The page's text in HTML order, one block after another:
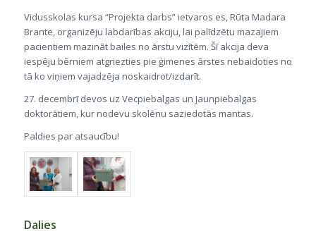
Vidusskolas kursa “Projekta darbs” ietvaros es, Rūta Madara
Brante, organizēju labdarības akciju, lai palīdzētu mazajiem
pacientiem mazināt bailes no ārstu vizītēm. Šī akcija deva
iespēju bērniem atgriezties pie ģimenes ārstes nebaidoties no
tā ko viņiem vajadzēja noskaidrot/izdarīt.
27. decembrī devos uz Vecpiebalgas un Jaunpiebalgas
doktorātiem, kur nodevu skolēnu saziedotās mantas.
Paldies par atsaucību!
Dalies